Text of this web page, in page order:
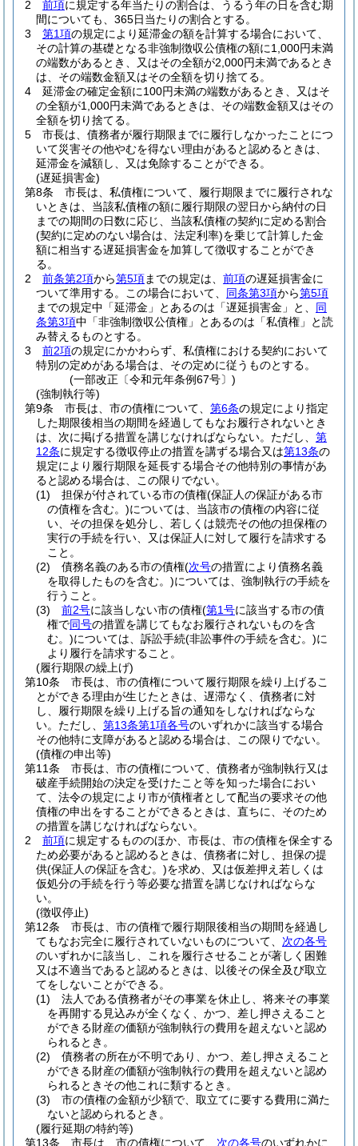
2
前項に規定する年当たりの割合は、うるう年の日を含む期
間についても、365日当たりの割合とする。
3
第1項の規定により延滞金の額を計算する場合において、
その計算の基礎となる非強制徴収公債権の額に1,000円未満
の端数があるとき、又はその全額が2,000円未満であるとき
は、その端数金額又はその全額を切り捨てる。
4
延滞金の確定金額に100円未満の端数があるとき、又はそ
の全額が1,000円未満であるときは、その端数金額又はその
全額を切り捨てる。
5
市長は、債務者が履行期限までに履行しなかったことにつ
いて災害その他やむを得ない理由があると認めるときは、
延滞金を減額し、又は免除することができる。
(遅延損害金)
第8条
市長は、私債権について、履行期限までに履行されな
いときは、当該私債権の額に履行期限の翌日から納付の日
までの期間の日数に応じ、当該私債権の契約に定める割合
(契約に定めのない場合は、法定利率)を乗じて計算した金
額に相当する遅延損害金を加算して徴収することができ
る。
2
前条第2項から第5項までの規定は、 前項の遅延損害金に
ついて準用する。
この場合において、 同条第3項から第5項
までの規定中「延滞金」とあるのは「遅延損害金」と、 同
条第3項中「非強制徴収公債権」とあるのは「私債権」と読
み替えるものとする。
3
前2項の規定にかかわらず、私債権における契約において
特別の定めがある場合は、その定めに従うものとする。
(一部改正〔令和元年条例67号〕)
(強制執行等)
第9条
市長は、市の債権について、 第6条の規定により指定
した期限後相当の期間を経過してもなお履行されないとき
は、次に掲げる措置を講じなければならない。 ただし、 第
12条に規定する徴収停止の措置を講ずる場合又は第13条の
規定により履行期限を延長する場合その他特別の事情があ
ると認める場合は、この限りでない。
(1)
担保が付されている市の債権(保証人の保証がある市
の債権を含む。)については、当該市の債権の内容に従
い、その担保を処分し、若しくは競売その他の担保権の
実行の手続を行い、又は保証人に対して履行を請求する
こと。
(2)
債務名義のある市の債権(次号の措置により債務名義
を取得したものを含む。)については、強制執行の手続を
行うこと。
(3)
前2号に該当しない市の債権(第1号に該当する市の債
権で同号の措置を講じてもなお履行されないものを含
む。)については、訴訟手続(非訟事件の手続を含む。)に
より履行を請求すること。
(履行期限の繰上げ)
第10条
市長は、市の債権について履行期限を繰り上げるこ
とができる理由が生じたときは、遅滞なく、債務者に対
し、履行期限を繰り上げる旨の通知をしなければならな
い。 ただし、 第13条第1項各号のいずれかに該当する場合
その他特に支障があると認める場合は、この限りでない。
(債権の申出等)
第11条
市長は、市の債権について、債務者が強制執行又は
破産手続開始の決定を受けたこと等を知った場合におい
て、法令の規定により市が債権者として配当の要求その他
債権の申出をすることができるときは、直ちに、そのため
の措置を講じなければならない。
2
前項に規定するもののほか、市長は、市の債権を保全する
ため必要があると認めるときは、債務者に対し、担保の提
供(保証人の保証を含む。)を求め、又は仮差押え若しくは
仮処分の手続を行う等必要な措置を講じなければならな
い。
(徴収停止)
第12条
市長は、市の債権で履行期限後相当の期間を経過し
てもなお完全に履行されていないものについて、 次の各号
のいずれかに該当し、これを履行させることが著しく困難
又は不適当であると認めるときは、以後その保全及び取立
てをしないことができる。
(1)
法人である債務者がその事業を休止し、将来その事業
を再開する見込みが全くなく、かつ、差し押さえること
ができる財産の価額が強制執行の費用を超えないと認め
られるとき。
(2)
債務者の所在が不明であり、かつ、差し押さえること
ができる財産の価額が強制執行の費用を超えないと認め
られるときその他これに類するとき。
(3)
市の債権の金額が少額で、取立てに要する費用に満た
ないと認められるとき。
(履行延期の特約等)
第13条
市長は、市の債権について、 次の各号のいずれかに